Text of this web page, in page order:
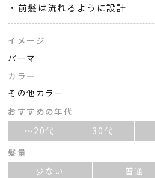
・前髪は流れるように設計
イメージ
パーマ
カラー
その他カラー
おすすめの年代
～20代
30代
髪量
少ない
普通